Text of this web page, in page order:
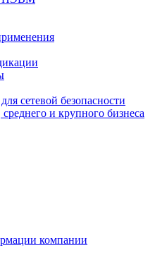
сетевой безопасности
и крупного бизнеса
компании